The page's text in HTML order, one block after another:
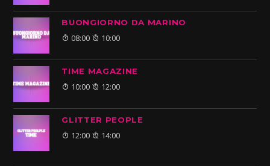
BUONGIORNO DA MARINO
08:00 10:00
TIME MAGAZINE
10:00 12:00
GLITTER PEOPLE
12:00 14:00